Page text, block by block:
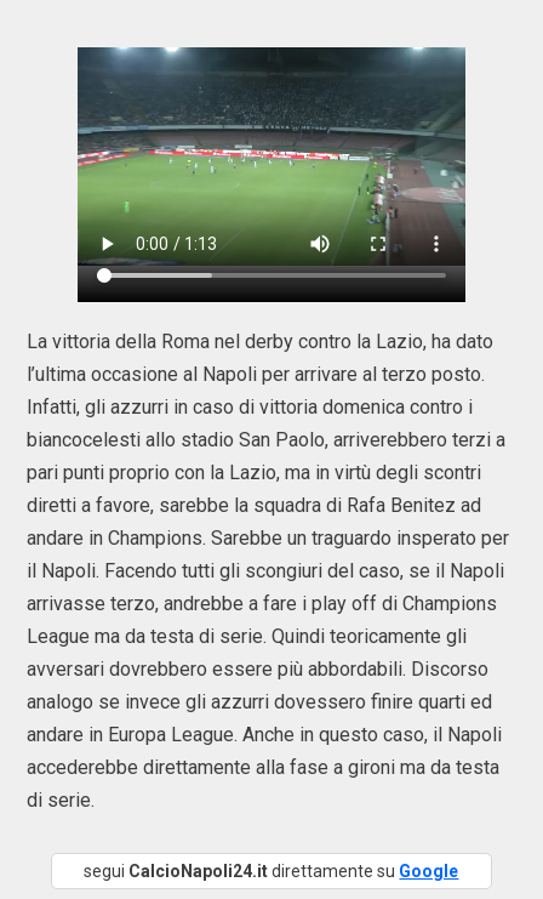
La vittoria della Roma nel derby contro la Lazio, ha dato
l’ultima occasione al Napoli per arrivare al terzo posto.
Infatti, gli azzurri in caso di vittoria domenica contro i
biancocelesti allo stadio San Paolo, arriverebbero terzi a
pari punti proprio con la Lazio, ma in virtù degli scontri
diretti a favore, sarebbe la squadra di Rafa Benitez ad
andare in Champions. Sarebbe un traguardo insperato per
il Napoli. Facendo tutti gli scongiuri del caso, se il Napoli
arrivasse terzo, andrebbe a fare i play off di Champions
League ma da testa di serie. Quindi teoricamente gli
avversari dovrebbero essere più abbordabili. Discorso
analogo se invece gli azzurri dovessero finire quarti ed
andare in Europa League. Anche in questo caso, il Napoli
accederebbe direttamente alla fase a gironi ma da testa
di serie.
segui CalcioNapoli24.itdirettamente su Google